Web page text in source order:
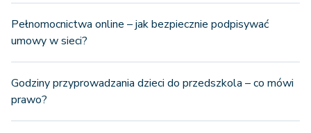
Pełnomocnictwa online – jak bezpiecznie podpisywać
umowy w sieci?
Godziny przyprowadzania dzieci do przedszkola – co mówi
prawo?